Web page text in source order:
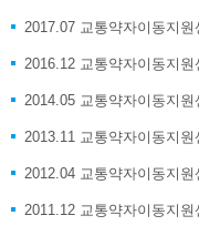
2017.07 교통약자이동지
2016.12 교통약자이동지
2014.05 교통약자이동지
2013.11 교통약자이동지
2012.04 교통약자이동지
2011.12 교통약자이동지